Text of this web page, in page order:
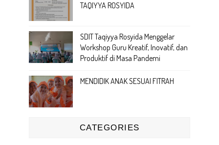
TAQIYYA ROSYIDA
SDIT Taqiyya Rosyida Menggelar
Workshop Guru Kreatif, Inovatif, dan
Produktif di Masa Pandemi
MENDIDIK ANAK SESUAI FITRAH
CATEGORIES